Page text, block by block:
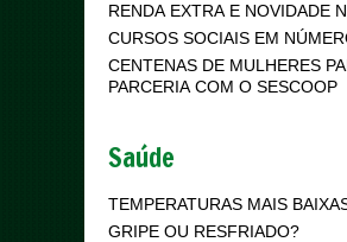
RENDA EXTRA E NOVIDADE
CURSOS SOCIAIS EM
CENTENAS DE MULHERES
PARCERIA COM O SESCOOP
Saúde
TEMPERATURAS MAIS
GRIPE OU RESFRIADO?